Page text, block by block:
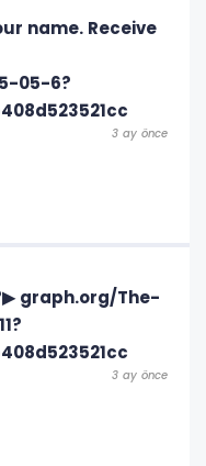
name. Receive
05-6?
3 ay önce
graph.org/The-
3 ay önce